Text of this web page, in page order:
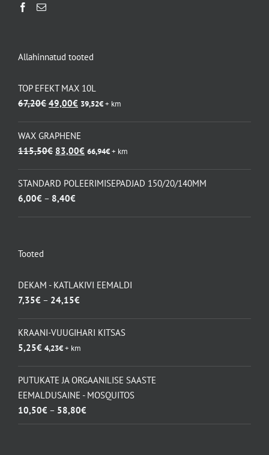
Allahinnatud tooted
TOP EFEKT MAX 10L
67,20€ Algne
oli:
67,20€.
49,00€Praegune
on:
49,00€.
39,52€+ km
WAX GRAPHENE
115,50€ Algne
oli:
115,50€.
83,00€Praegune
on:
66,94€+ km
STANDARD POLEERIMISEPADJAD 150/20/140MM
6,00€ – 8,40€Hinnavahemik:
Tooted
DEKAM - KATLAKIVI EEMALDI
7,35€ – 24,15€Hinnavahemik:
kuni
24,15€
KRAANI-VUUGIHARI KITSAS
5,25€ 4,23€+ km
PUTUKATE JA ORGAANILISE SAASTE
EEMALDUSAINE - MOSQUITOS
10,50€ – 58,80€Hinnavahemik:
10,50€